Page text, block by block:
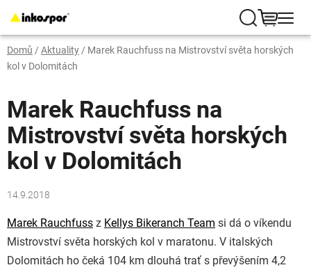
na
obsah
Hledat
KOŠÍK
Domů / Aktuality/ Marek Rauchfuss na Mistrovství světa horských
kol v Dolomitách
Marek Rauchfuss na
Mistrovství světa horských
kol v Dolomitách
14.9.2018
Marek Rauchfuss z Kellys Bikeranch Team si dá o víkendu
Mistrovství světa horských kol v maratonu. V italských
Dolomitách ho čeká 104 km dlouhá trať s převýšením 4,2